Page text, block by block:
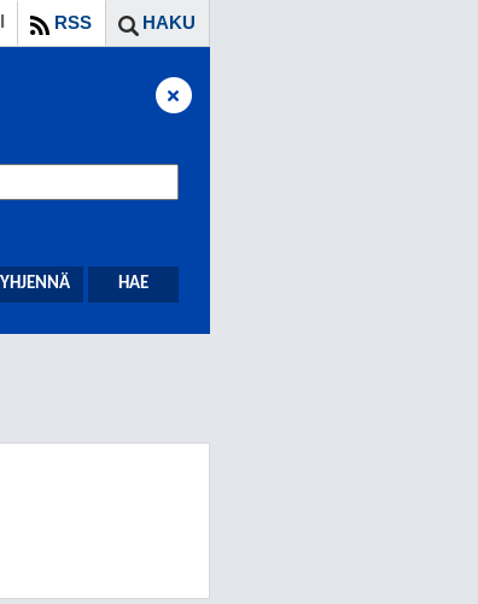
HAKU
RSS